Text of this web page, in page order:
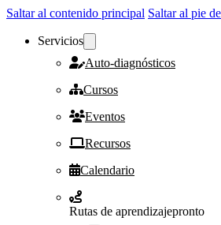
Saltar al contenido principal Saltar al pie
Servicios
Auto-diagnósticos
Cursos
Eventos
Recursos
Calendario
Rutas de aprendizajepronto